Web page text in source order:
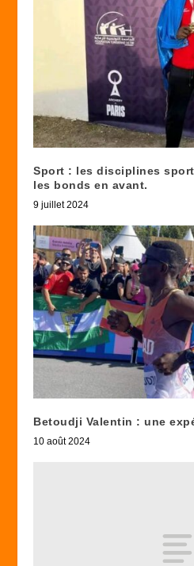
Sport : les disciplines
les bonds en avant.
9 juillet 2024
Betoudji Valentin : une
10 août 2024